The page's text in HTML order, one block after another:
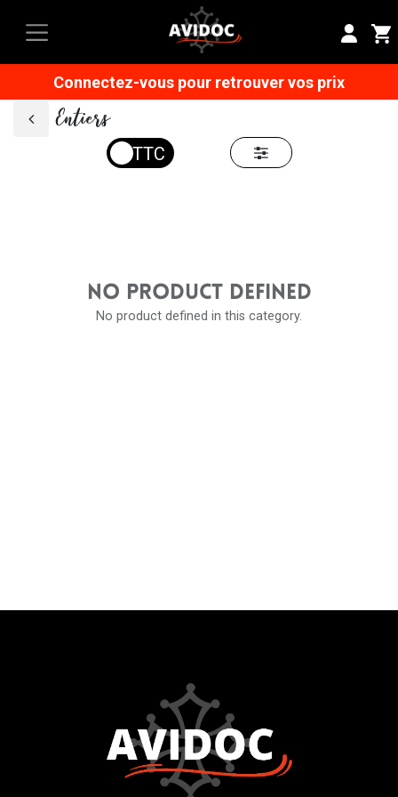
Connectez-vous pour retrouver vos prix
Entiers
NO PRODUCT DEFINED
No product defined in this category.